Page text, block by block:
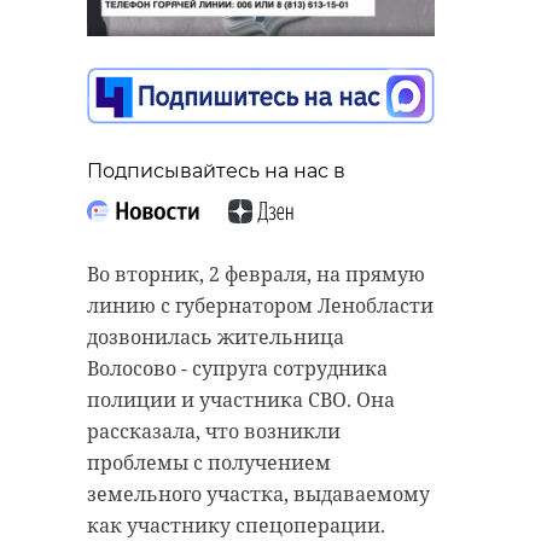
Подписывайтесь на нас в
Во вторник, 2 февраля, на прямую
линию с губернатором Ленобласти
дозвонилась жительница
Волосово - супруга сотрудника
полиции и участника СВО. Она
рассказала, что возникли
проблемы с получением
земельного участка, выдаваемому
как участнику спецоперации.
обороны от этого
участка отказалось
более десяти лет
- уточнил Александр
Фото: Скриншот прямой
трансляции ЛенТВ24
прямая линия
александр дрозденко